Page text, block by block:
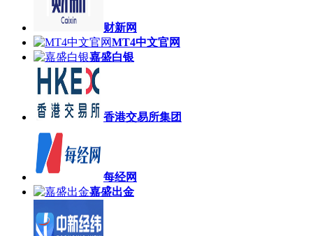
财新网
MT4中文官网
嘉盛白银
香港交易所集团
每经网
嘉盛出金